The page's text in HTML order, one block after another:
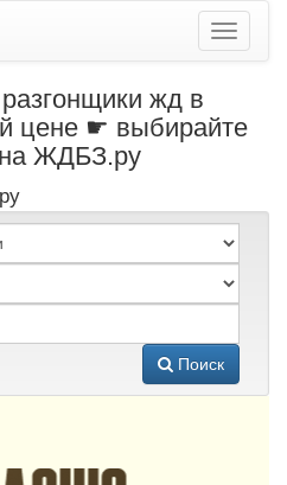
жд в
цене ☛ выбирайте
ЖДБЗ.ру
Поиск